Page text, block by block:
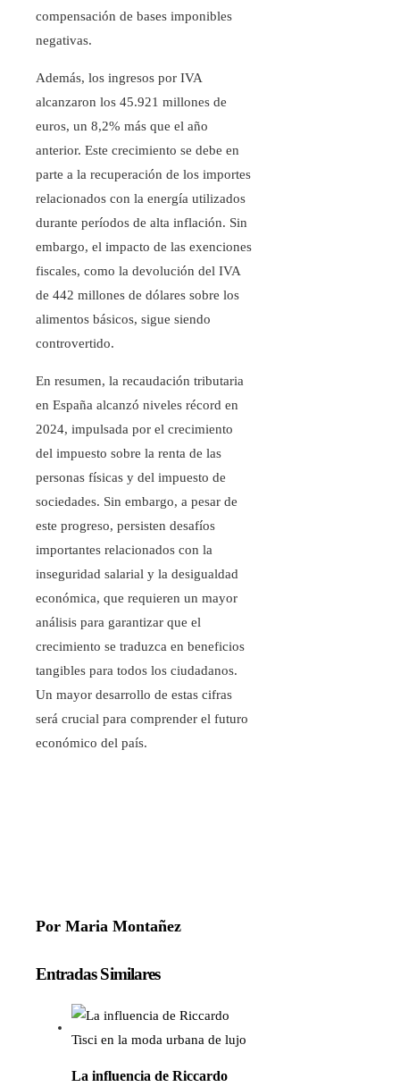
compensación de bases imponibles
negativas.
Además, los ingresos por IVA
alcanzaron los 45.921 millones de
euros, un 8,2% más que el año
anterior. Este crecimiento se debe en
parte a la recuperación de los importes
relacionados con la energía utilizados
durante períodos de alta inflación. Sin
embargo, el impacto de las exenciones
fiscales, como la devolución del IVA
de 442 millones de dólares sobre los
alimentos básicos, sigue siendo
controvertido.
En resumen, la recaudación tributaria
en España alcanzó niveles récord en
2024, impulsada por el crecimiento
del impuesto sobre la renta de las
personas físicas y del impuesto de
sociedades. Sin embargo, a pesar de
este progreso, persisten desafíos
importantes relacionados con la
inseguridad salarial y la desigualdad
económica, que requieren un mayor
análisis para garantizar que el
crecimiento se traduzca en beneficios
tangibles para todos los ciudadanos.
Un mayor desarrollo de estas cifras
será crucial para comprender el futuro
económico del país.
Por Maria Montañez
Entradas Similares
La influencia de Riccardo